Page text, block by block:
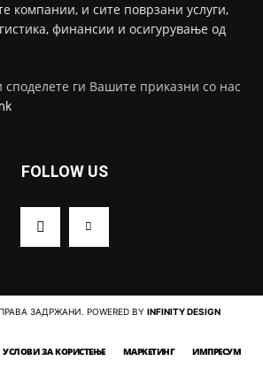
компании, и сите поврзани услуги,
финансии и осигурување од
споделете ги Вашите приказни со нас
FOLLOW US
ЗАДРЖАНИ. POWERED BY INFINITY DESIGN
УСЛОВИ ЗА КОРИСТЕЊЕ МАРКЕТИНГ ИМПРЕСУМ